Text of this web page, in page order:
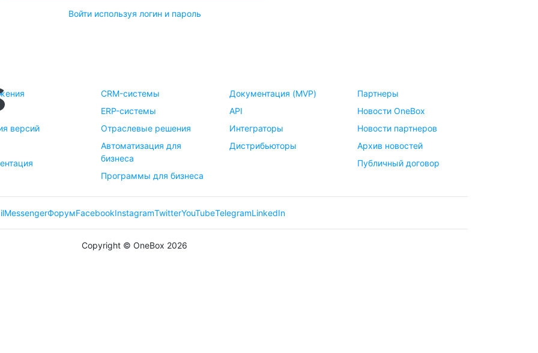
Войти используя логин и пароль
версий
CRM-системы
ERP-системы
Отраслевые решения
Автоматизация для
бизнеса
Программы для бизнеса
Документация (MVP)
API
Интеграторы
Дистрибьюторы
Партнеры
Новости OneBox
Новости партнеров
Архив новостей
Публичный договор
MessengerФорумFacebookInstagramTwitterYouTubeTelegramLinkedIn
Copyright © OneBox 2026